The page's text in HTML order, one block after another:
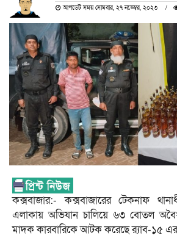
আপডেট সময় সোমবার, ২৭ নভেম্বর, ২০২৩
কক্সবাজার:- কক্সবাজারের টেকনাফ
এলাকায় অভিযান চালিয়ে ৬৩ বোতল
মাদক কারবারিকে আটক করেছে র‌্যাব-১৫